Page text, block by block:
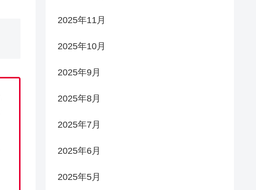
2025年11月
2025年10月
2025年9月
2025年8月
2025年7月
2025年6月
2025年5月